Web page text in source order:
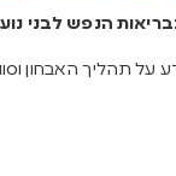
הנפש לבני
על תהליך האבחון